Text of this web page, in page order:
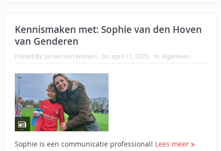
Kennismaken met: Sophie van den Hoven
van Genderen
Posted By: Jeroen van Werven on: april 11, 2025 In: Algemeen
Sophie is een communicatie professional! Lees meer